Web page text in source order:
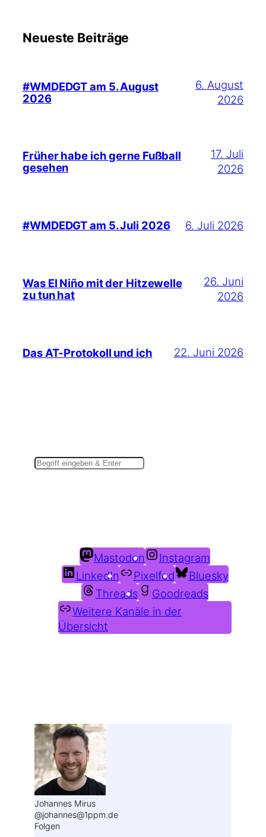
Neueste Beiträge
#WMDEDGT am 5. August
2026
6. August
2026
Früher habe ich gerne Fußball
gesehen
17. Juli
2026
#WMDEDGT am 5. Juli 2026 6. Juli 2026
Was El Niño mit der Hitzewelle
zu tun hat
26. Juni
2026
Das AT-Protokoll und ich 22. Juni 2026
Mastodon
Instagram
LinkedIn
Pixelfed
Bluesky
Threads
Goodreads
Weitere Kanäle in der
Übersicht
Johannes Mirus
@johannes@1ppm.de
Folgen